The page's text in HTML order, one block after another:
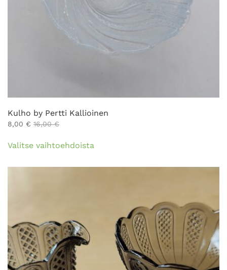
Kulho by Pertti Kallioinen
8,00 € 16,00€
Valitse vaihtoehdoistatuotteella
valinnat
tuotteen
sivulla.